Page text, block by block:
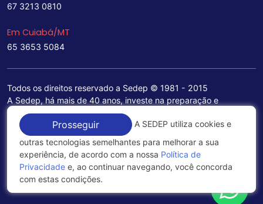
67 3213 0810
Em Cuiabá/MT
65 3653 5084
Todos os direitos reservado a Sedep © 1981 - 2015
A Sedep, há mais de 40 anos, investe na preparação e
treinamento de funcionários e na aquisição de tecnologia de
ponta para a ampliação de seu portfólio de serviços voltados
para a área jurídica, que contemplam informações seguras e
excelentes soluções empresariais.
Política de Privacidade
Prosseguir
A SEDEP utiliza cookies e
outras tecnologias semelhantes para melhorar a sua
experiência, de acordo com a nossa Política de
Privacidade e, ao continuar navegando, você concorda
com estas condições.